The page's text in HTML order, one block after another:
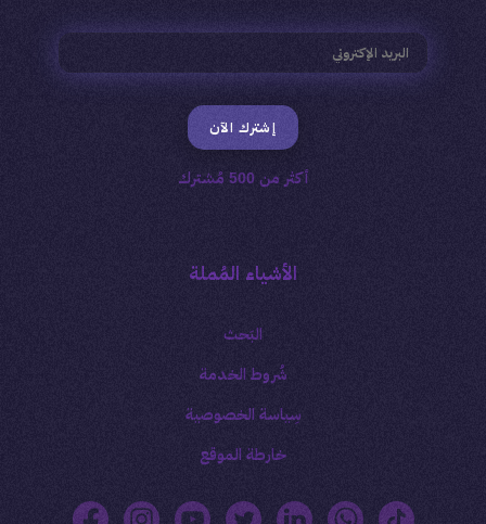
إشترك الآن
أكثر من 500 مُشترك
الأشياء المُملة
البَحث
شُروط الخدمة
سِياسة الخصوصية
خارطة الموقع